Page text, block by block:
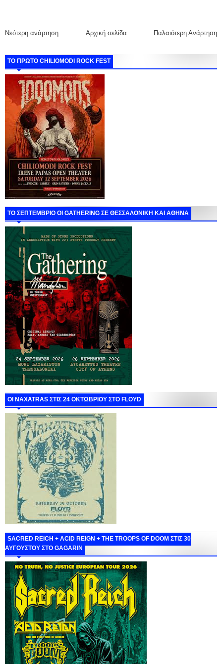
Νεότερη ανάρτηση Παλαιότερη Ανάρτηση
Αρχική σελίδα
ΤΟ ΠΡΩΤΟ CHILIOMODI ROCK FEST
ΤΟ ΣΕΠΤΕΜΒΡΙΟ ΟΙ GATHERING ΣΕ ΘΕΣΣΑΛΟΝΙΚΗ ΚΑΙ ΑΘΗΝΑ
ΟΙ NAXATRAS ΣΤΙΣ 24 ΟΚΤΩΒΡΙΟΥ ΣΤΟ FLOYD
SACRED REICH + ACID REIGN + THE TROOPS OF DOOM ΣΤΙΣ 30
ΑΥΓΟΥΣΤΟΥ ΣΤΟ GAGARIN